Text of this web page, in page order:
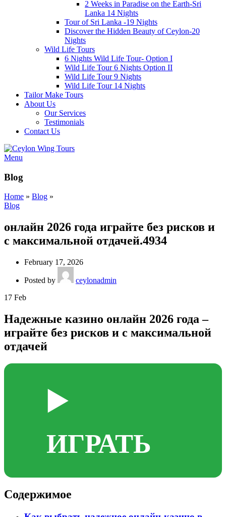
2 Weeks in Paradise on the Earth-Sri
Lanka 14 Nights
Tour of Sri Lanka -19 Nights
Discover the Hidden Beauty of Ceylon-20
Nights
Wild Life Tours
6 Nights Wild Life Tour- Option I
Wild Life Tour 6 Nights Option II
Wild Life Tour 9 Nights
Wild Life Tour 14 Nights
Tailor Make Tours
About Us
Our Services
Testimonials
Contact Us
Menu
Blog
Home » Blog »
Blog
онлайн 2026 года играйте без рисков и
с максимальной отдачей.4934
February 17, 2026
Posted by
ceylonadmin
17 Feb
Надежные казино онлайн 2026 года –
играйте без рисков и с максимальной
отдачей
▶️
ИГРАТЬ
Содержимое